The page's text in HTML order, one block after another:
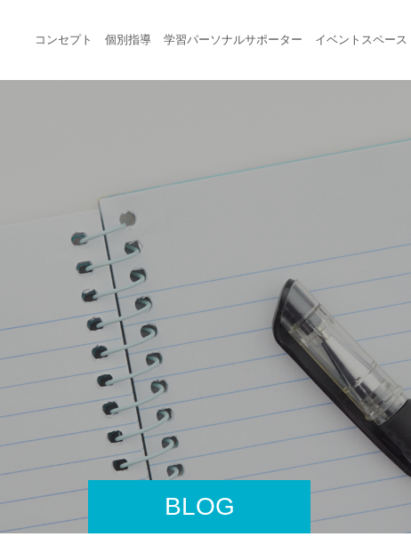
コンセプト 個別指導 学習パーソナルサポーター イベントスペース
BLOG